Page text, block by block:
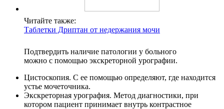
Читайте также:
Таблетки Дриптан от недержания мочи
Подтвердить наличие патологии у больного
можно с помощью экскреторной урографии.
Цистоскопия. С ее помощью определяют, где находится
устье мочеточника.
Экскреторная урография. Метод диагностики, при
котором пациент принимает внутрь контрастное